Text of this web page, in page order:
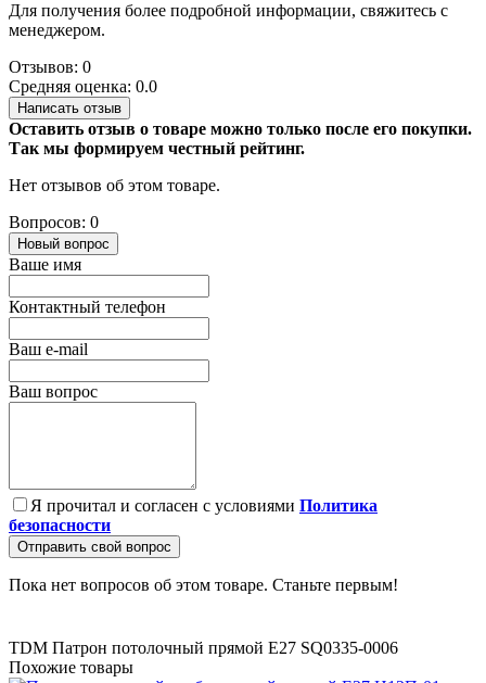
Для получения более подробной информации, свяжитесь с
менеджером.
Отзывов: 0
Средняя оценка: 0.0
Написать отзыв
Оставить отзыв о товаре можно только после его покупки.
Так мы формируем честный рейтинг.
Нет отзывов об этом товаре.
Вопросов: 0
Новый вопрос
Ваше имя
Контактный телефон
Ваш e-mail
Ваш вопрос
Я прочитал и согласен с условиями Политика
безопасности
Отправить свой вопрос
Пока нет вопросов об этом товаре. Станьте первым!
TDM Патрон потолочный прямой Е27 SQ0335-0006
Похожие товары